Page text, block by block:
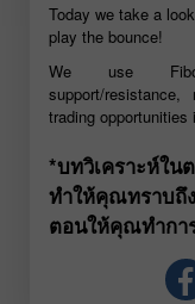
Today we take a
play the bounce!
We use
support/
trading
*บทวิเคราะห์ใน
ทำให้คุณทราบถึ
ตอนให้คุณทำกา